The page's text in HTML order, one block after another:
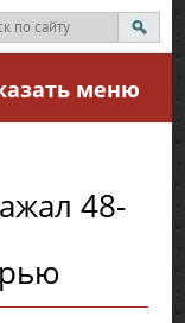
меню
48-